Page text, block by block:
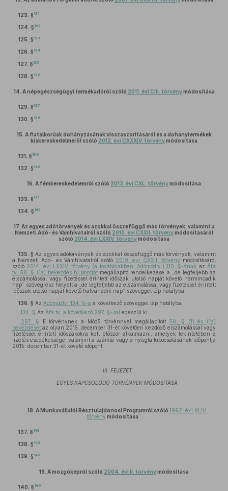
123. § 131
124. § 132
125. § 133
126. § 134
127. § 135
128. § 136
14. A népegészségügyi termékadóról szóló 2011. évi CIII. törvénymódosítása
129. § 137
130. § 138
15. A fiatalkorúak dohányzásának visszaszorításáról és a dohánytermékek
kiskereskedelméről szóló 2012. évi CXXXIV. törvénymódosítása
131. § 139
132. § 140
16. A fémkereskedelemről szóló 2013. évi CXL. törvénymódosítása
133. § 141
134. § 142
17. Az egyes adótörvények és azokkal összefüggő más törvények, valamint a
Nemzeti Adó- és Vámhivatalról szóló 2010. évi CXXII. törvénymódosításáról
szóló 2014. évi LXXIV. törvénymódosítása
135. § Az egyes adótörvények és azokkal összefüggő más törvények, valamint
a Nemzeti Adó- és Vámhivatalról szóló 2010. évi CXXII. törvény módosításáról
szóló 2014. évi LXXIV. törvény (a továbbiakban: Adómódtv.) 110. §-ának az Áfa
tv. 58. § (1a) bekezdés b) pontját megállapító rendelkezése a „de legfeljebb az
elszámolással vagy fizetéssel érintett időszak utolsó napját követő harmincadik
nap” szövegrész helyett a „de legfeljebb az elszámolással vagy fizetéssel érintett
időszak utolsó napját követő hatvanadik nap” szöveggel lép hatályba.
136. § Az Adómódtv. 134. §-a a következő szöveggel lép hatályba:
134. § Az Áfa tv. a következő 297. §-sal egészül ki:
297. § E törvénynek a Mód5 törvénnyel megállapított 58. § (1) és (1a)
bekezdését az olyan 2015. december 31-ét követően kezdődő elszámolással vagy
fizetéssel érintett időszakokra kell először alkalmazni, amelyek tekintetében a
fizetés esedékessége, valamint a számla vagy a nyugta kibocsátásának időpontja
2015. december 31-ét követő időpont.”
III. FEJEZET
EGYES KAPCSOLÓDÓ TÖRVÉNYEK MÓDOSÍTÁSA
18. A Munkavállalói Résztulajdonosi Programról szóló 1992. évi XLIV.
törvény módosítása”
137. § 143
138. § 144
139. § 145
19. A mozgóképről szóló 2004. évi II. törvénymódosítása
140. § 146